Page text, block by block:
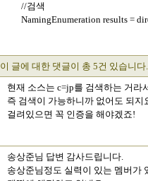
//검색
NamingEnumeration results =
이 글에 대한 댓글이 총 5건 있습니다.
현재 소스는 c=jp를 검색하는 거라
즉 검색이 가능하니까 없어도 되
걸려있으면 꼭 인증을 해야겠죠!
송상준님 답변 감사드립니다.
송상준님정도 실력이 있는 멤버가